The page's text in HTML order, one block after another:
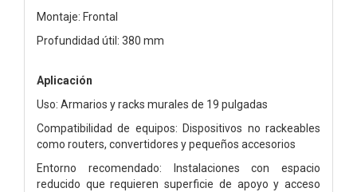
Montaje: Frontal
Profundidad útil: 380 mm
Aplicación
Uso: Armarios y racks murales de 19 pulgadas
Compatibilidad de equipos: Dispositivos no rackeables
como routers, convertidores y pequeños accesorios
Entorno recomendado: Instalaciones con espacio
reducido que requieren superficie de apoyo y acceso